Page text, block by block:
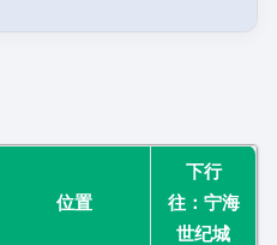
位置
下行
往：宁海
世纪城